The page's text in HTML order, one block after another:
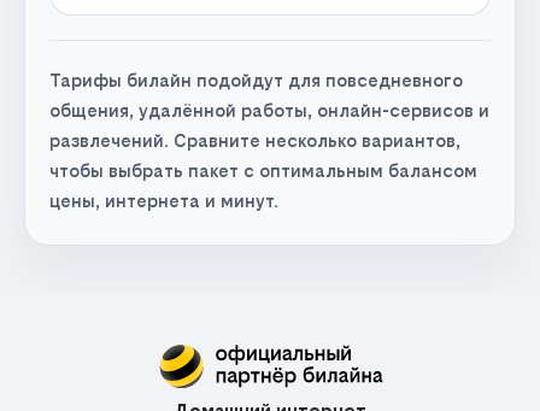
Тарифы билайн подойдут для повседневного
общения, удалённой работы, онлайн-сервисов и
развлечений. Сравните несколько вариантов,
чтобы выбрать пакет с оптимальным балансом
цены, интернета и минут.